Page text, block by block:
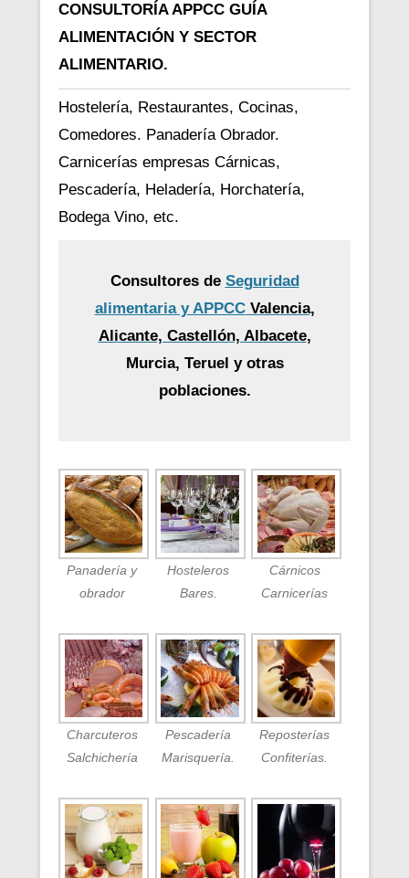
CONSULTORÍA APPCC GUÍA
ALIMENTACIÓN Y SECTOR
ALIMENTARIO.
Hostelería, Restaurantes, Cocinas,
Comedores. Panadería Obrador.
Carnicerías empresas Cárnicas,
Pescadería, Heladería, Horchatería,
Bodega Vino, etc.
Consultores de Seguridad
alimentaria y APPCCValencia,
Alicante, Castellón, Albacete,
Murcia, Teruel y otras
poblaciones.
Panadería y
obrador
Hosteleros
Bares.
Cárnicos
Carnicerías
Charcuteros
Salchichería
Pescadería
Marisquería.
Reposterías
Confiterías.